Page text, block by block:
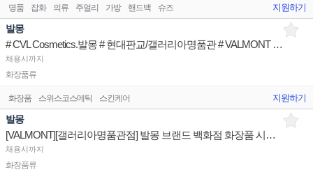
명품 잡화 의류 주얼리 가방 핸드백 슈즈 지원하기
발몽
# CVL Cosmetics.발몽 # 현대판교/갤러리아명품관 # VALMONT 브랜드 뷰티카운셀러
채용시까지
화장품류
화장품 스위스코스메틱 스킨케어 지원하기
발몽
[VALMONT][갤러리아명품관점] 발몽 브랜드 백화점 화장품 시니어 채용 건
채용시까지
화장품류